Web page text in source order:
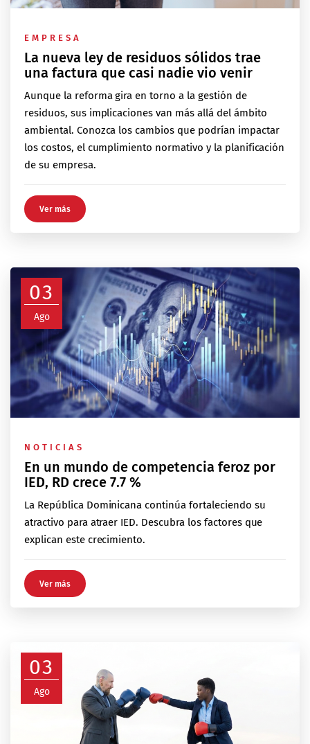
EMPRESA
La nueva ley de residuos sólidos trae
una factura que casi nadie vio venir
Aunque la reforma gira en torno a la gestión de
residuos, sus implicaciones van más allá del ámbito
ambiental. Conozca los cambios que podrían impactar
los costos, el cumplimiento normativo y la planificación
de su empresa.
Ver más
03
Ago
NOTICIAS
En un mundo de competencia feroz por
IED, RD crece 7.7 %
La República Dominicana continúa fortaleciendo su
atractivo para atraer IED. Descubra los factores que
explican este crecimiento.
Ver más
03
Ago